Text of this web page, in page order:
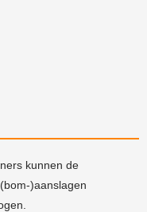
kunnen de
)aanslagen